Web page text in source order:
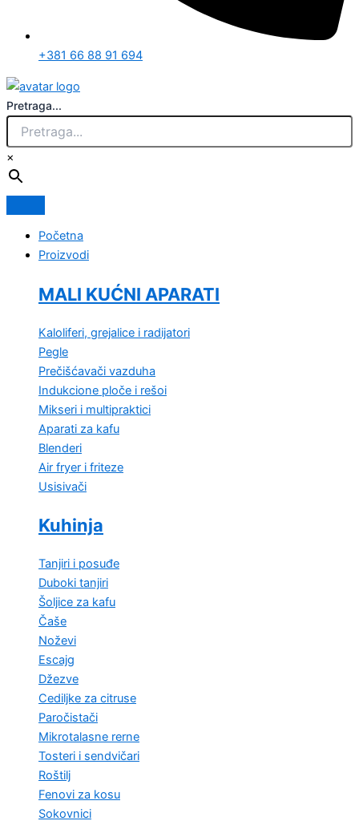
+381 66 88 91 694
Pretraga...
×
Početna
Proizvodi
MALI KUĆNI APARATI
Kaloliferi, grejalice i radijatori
Pegle
Prečišćavači vazduha
Indukcione ploče i rešoi
Mikseri i multipraktici
Aparati za kafu
Blenderi
Air fryer i friteze
Usisivači
Kuhinja
Tanjiri i posuđe
Duboki tanjiri
Šoljice za kafu
Čaše
Noževi
Escajg
Džezve
Cediljke za citruse
Paročistači
Mikrotalasne rerne
Tosteri i sendvičari
Roštilj
Fenovi za kosu
Sokovnici